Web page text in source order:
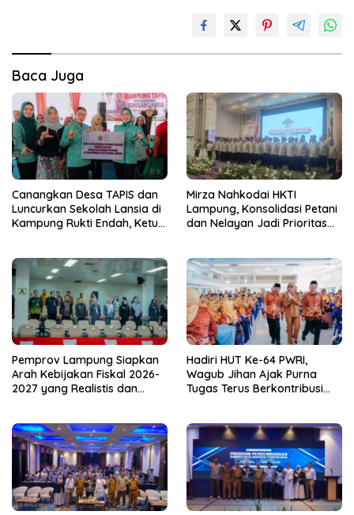
Baca Juga
Canangkan Desa TAPIS dan
Luncurkan Sekolah Lansia di
Kampung Rukti Endah, Ketua
dari Desa
Mirza Nahkodai HKTI
Lampung, Konsolidasi Petani
dan Nelayan Jadi Prioritas
Pemprov Lampung Siapkan
Arah Kebijakan Fiskal 2026-
2027 yang Realistis dan
Hadiri HUT Ke-64 PWRI,
Wagub Jihan Ajak Purna
Tugas Terus Berkontribusi